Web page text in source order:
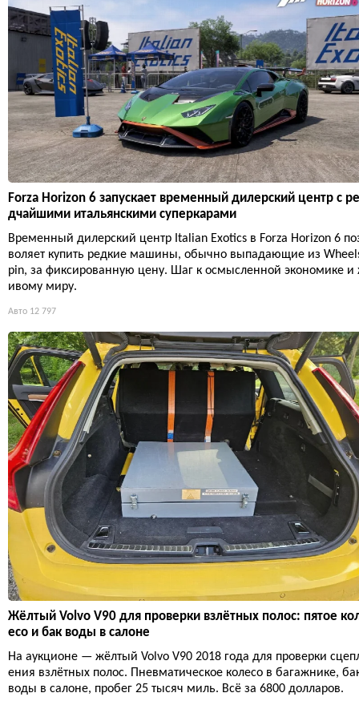
Forza Horizon 6 запускает временный дилерский центр с ре
дчайшими итальянскими суперкарами
Временный дилерский центр Italian Exotics в Forza Horizon 6
воляет купить редкие машины, обычно выпадающие из
pin, за фиксированную цену. Шаг к осмысленной экономике и
ивому миру.
Авто 12 797
Жёлтый Volvo V90 для проверки взлётных полос: пятое
есо и бак воды в салоне
На аукционе — жёлтый Volvo V90 2018 года для проверки
ения взлётных полос. Пневматическое колесо в багажнике,
воды в салоне, пробег 25 тысяч миль. Всё за 6800 долларов.